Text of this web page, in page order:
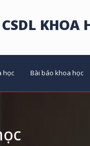
CSDL KHOA
học Bài báo khoa học